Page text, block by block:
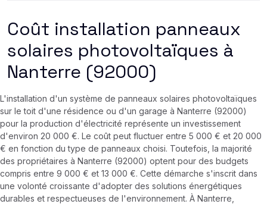
Coût installation panneaux
solaires photovoltaïques à
Nanterre (92000)
L'installation d'un système de panneaux solaires photovoltaïques
sur le toit d'une résidence ou d'un garage à Nanterre (92000)
pour la production d'électricité représente un investissement
d'environ 20 000 €. Le coût peut fluctuer entre 5 000 € et 20 000
€ en fonction du type de panneaux choisi. Toutefois, la majorité
des propriétaires à Nanterre (92000) optent pour des budgets
compris entre 9 000 € et 13 000 €. Cette démarche s'inscrit dans
une volonté croissante d'adopter des solutions énergétiques
durables et respectueuses de l'environnement. À Nanterre,